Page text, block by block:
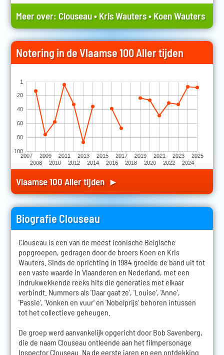
Meer over: Clouseau•Kris Wauters•Koen Wauters
Notering in de Vlaamse 100 Aller tijden
2007
2008
2009
2010
2011
2012
2013
2014
2015
2016
2017
2018
2019
2020
2021
2022
2023
2024
2025
1
20
40
60
80
100
Vlaamse 100 Aller tijden ►
Biografie Clouseau
Clouseau is een van de meest iconische Belgische
popgroepen, gedragen door de broers Koen en Kris
Wauters. Sinds de oprichting in 1984 groeide de band uit tot
een vaste waarde in Vlaanderen en Nederland, met een
indrukwekkende reeks hits die generaties met elkaar
verbindt. Nummers als 'Daar gaat ze', 'Louise', 'Anne',
'Passie', 'Vonken en vuur' en 'Nobelprijs' behoren intussen
tot het collectieve geheugen.
De groep werd aanvankelijk opgericht door Bob Savenberg,
die de naam Clouseau ontleende aan het filmpersonage
Inspector Clouseau. Na de eerste jaren en een ontdekking